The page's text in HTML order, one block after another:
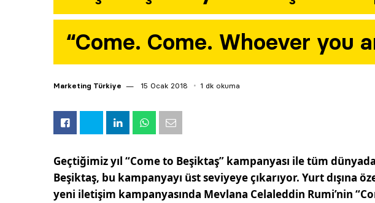
“Come. Come. Whoever you
Marketing Türkiye 15 Ocak 2018 1 dk okuma
Geçtiğimiz yıl “Come to Beşiktaş” kampanyası ile tüm
Beşiktaş, bu kampanyayı üst seviyeye çıkarıyor. Yurt dışına
yeni iletişim kampanyasında Mevlana Celaleddin Rumi’nin